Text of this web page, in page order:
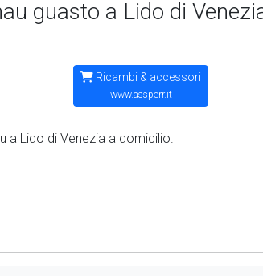
guasto a Lido di
Ricambi & accessori
www.assperr.it
a Lido di Venezia a domicilio.